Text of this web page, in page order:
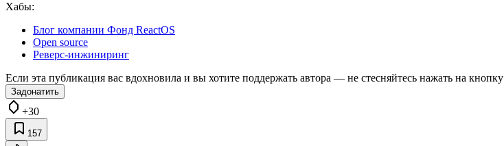
Хабы:
Блог компании Фонд ReactOS
Open source
Реверс-инжиниринг
Если эта публикация вас вдохновила и вы хотите поддержать автора — не стесняйтесь нажать на кнопку
Задонатить
+30
157